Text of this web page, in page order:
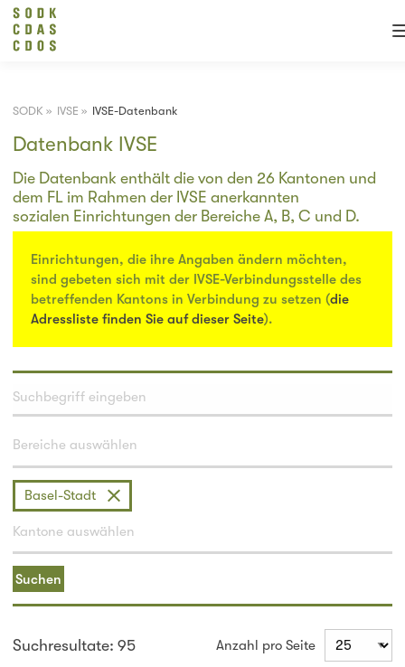
SODK » IVSE » IVSE-Datenbank
Datenbank IVSE
Die Datenbank enthält die von den 26 Kantonen und
dem FL im Rahmen der IVSE anerkannten
sozialen Einrichtungen der Bereiche A, B, C und D.
Einrichtungen, die ihre Angaben ändern möchten,
sind gebeten sich mit der IVSE-Verbindungsstelle des
betreffenden Kantons in Verbindung zu setzen (die
Adressliste finden Sie auf dieser Seite).
Basel-Stadt
Suchen
Suchresultate: 95 Anzahl pro Seite